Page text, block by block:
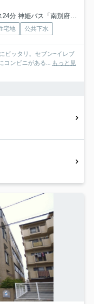
ス「南別府１丁目」 停歩1分
宅地 公共下水
ピッタリ。セブン−イレブ
コンビニがある... もっと見